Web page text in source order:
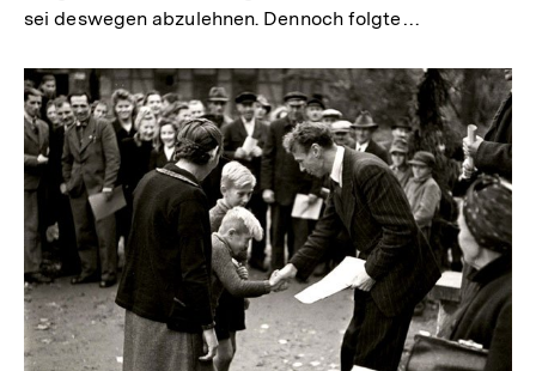
sei deswegen abzulehnen. Dennoch folgte…